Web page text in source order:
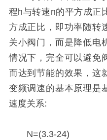
程h与转速n的平方成正
方成正比，即功率随转
关小阀门，而是降低电
情况下，完全可以避免
而达到节能的效果，这
变频调速的基本原理是
速度关系:
N=(3.3-24)